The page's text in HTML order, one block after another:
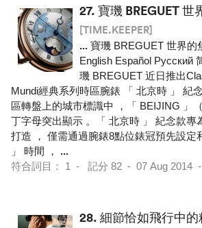
27. 寶璣 BREGUET
[TIME.KEEPER]
... 寶璣 BREGUET 世界的
English Español Pусский
璣 BREGUET 近日推出
Mundi經典系列時區腕錶 「 北京時 」 紀
區轉盤上的城市標識中 ，「 BEIJING 」
丁字母突出顯示 。「 北京時 」 紀念款專
打造 ， 僅需通過腕錶8點位錶冠預先設定
」 時間 ， ...
符合詞目： 1 - 記分 82 - 07 Aug 2014
28. 細節恰如飛行中